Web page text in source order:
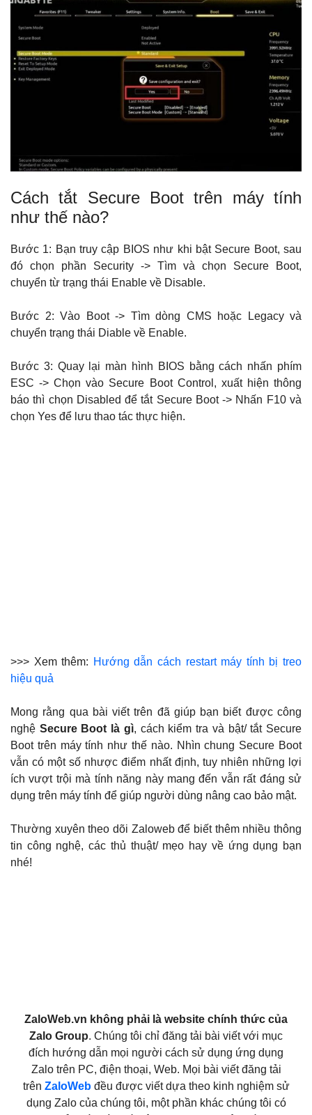
Cách tắt Secure Boot trên máy tính
như thế nào?
Bước 1: Bạn truy cập BIOS như khi bật Secure Boot, sau
đó chọn phần Security -> Tìm và chọn Secure Boot,
chuyển từ trạng thái Enable về Disable.
Bước 2: Vào Boot -> Tìm dòng CMS hoặc Legacy và
chuyển trạng thái Diable về Enable.
Bước 3: Quay lại màn hình BIOS bằng cách nhấn phím
ESC -> Chọn vào Secure Boot Control, xuất hiện thông
báo thì chọn Disabled để tắt Secure Boot -> Nhấn F10 và
chọn Yes để lưu thao tác thực hiện.
>>> Xem thêm: Hướng dẫn cách restart máy tính bị treo
hiệu quả
Mong rằng qua bài viết trên đã giúp bạn biết được công
nghệ Secure Boot là gì, cách kiểm tra và bật/ tắt Secure
Boot trên máy tính như thế nào. Nhìn chung Secure Boot
vẫn có một số nhược điểm nhất định, tuy nhiên những lợi
ích vượt trội mà tính năng này mang đến vẫn rất đáng sử
dụng trên máy tính để giúp người dùng nâng cao bảo mật.
Thường xuyên theo dõi Zaloweb để biết thêm nhiều thông
tin công nghệ, các thủ thuật/ mẹo hay về ứng dụng bạn
nhé!
ZaloWeb.vn không phải là website chính thức của
Zalo Group. Chúng tôi chỉ đăng tải bài viết với mục
đích hướng dẫn mọi người cách sử dụng ứng dụng
Zalo trên PC, điện thoại, Web. Mọi bài viết đăng tải
trên ZaloWebđều được viết dựa theo kinh nghiệm sử
dụng Zalo của chúng tôi, một phần khác chúng tôi có